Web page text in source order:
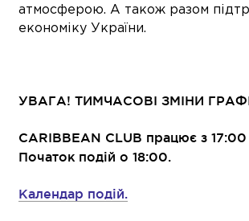
атмосферою. А також разом
економіку України.
УВАГА! ТИМЧАСОВІ ЗМІНИ
CARIBBEAN CLUB працює з
Початок подій о 18:00.
Календар подій.